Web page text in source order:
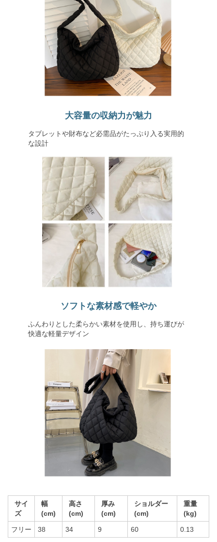
大容量の収納力が魅力
タブレットや財布など必需品がたっぷり入る実用的
な設計
ソフトな素材感で軽やか
ふんわりとした柔らかい素材を使用し、持ち運びが
快適な軽量デザイン
サイ
ズ
幅
(cm)
高さ
(cm)
厚み
(cm)
ショルダー
(cm)
重量
(kg)
フリー 38 34 9 60 0.13